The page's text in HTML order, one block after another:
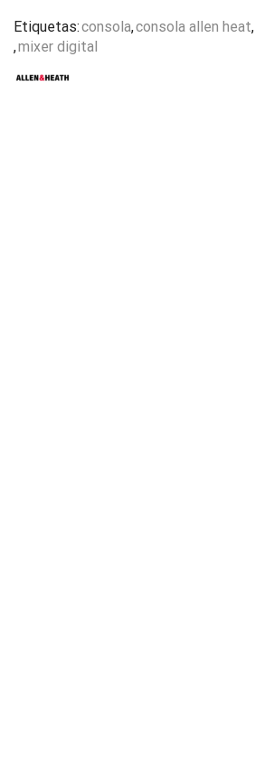
Etiquetas:consola,consola allen heat,
,mixer digital